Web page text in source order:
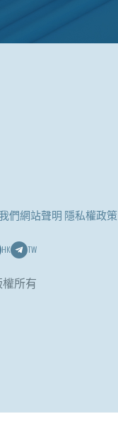
們網站聲明 隱私權政策
HK TW
所有